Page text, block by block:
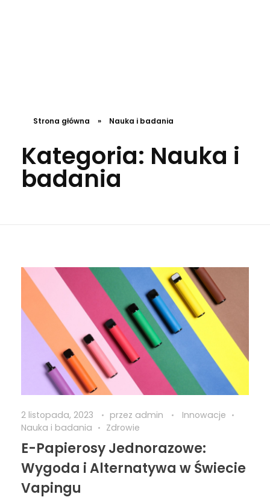
Strona główna » Nauka i badania
Kategoria: Nauka i
badania
2 listopada, 2023 przez admin
Innowacje
Nauka i badania
Zdrowie
E-Papierosy Jednorazowe:
Wygoda i Alternatywa w Świecie
Vapingu